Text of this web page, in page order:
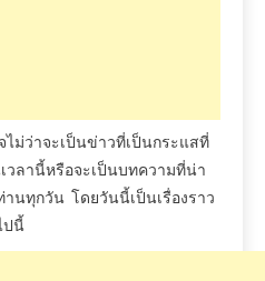
ไม่ว่าจะเป็นข่าวที่เป็นกระแสที่
วลานี้หรือจะเป็นบทความที่น่า
านทุกวัน โดยวันนี้เป็นเรื่องราว
ปนี้